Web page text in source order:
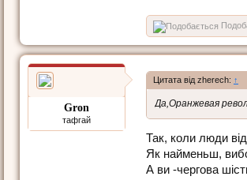
Gron
тафгай
Цитата від zherech: ↑
Да,Оранжевая
Так, коли люди
Як найменьш,
А ви -чергова